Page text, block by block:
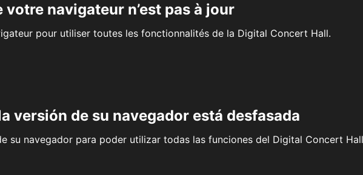
votre navigateur n’est pas à jour
pour utiliser toutes les fonctionnalités de la Digital Concert Hall.
versión de su navegador está desfasada
su navegador para poder utilizar todas las funciones del Digital Concert